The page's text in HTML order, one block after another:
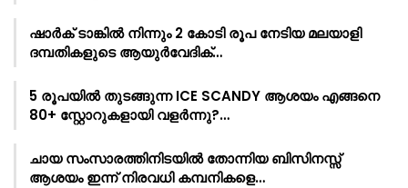
ഷാർക്‌ ടാങ്കിൽ നിന്നും 2 കോടി രൂപ നേടിയ മലയാളി
ദമ്പതികളുടെ ആയുർവേദിക്…
5 രൂപയിൽ തുടങ്ങുന്ന ICE SCANDY ആശയം എങ്ങനെ
80+ സ്റ്റോറുകളായി വളർന്നു?…
ചായ സംസാരത്തിനിടയിൽ തോന്നിയ ബിസിനസ്സ്
ആശയം ഇന്ന് നിരവധി കമ്പനികളെ…